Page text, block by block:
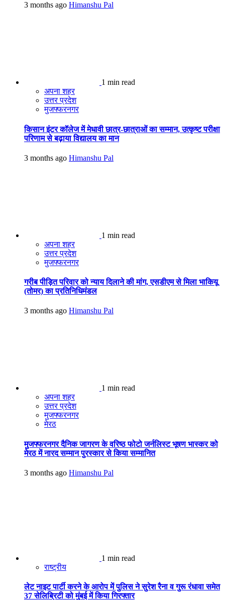
3 months ago Himanshu Pal
1 min read
अपना शहर
उत्तर प्रदेश
मुजफ्फरनगर
किसान इंटर कॉलेज में मेधावी छात्र-छात्राओं का सम्मान, उत्कृष्ट परीक्षा
परिणाम से बढ़ाया विद्यालय का मान
3 months ago Himanshu Pal
1 min read
अपना शहर
उत्तर प्रदेश
मुजफ्फरनगर
गरीब पीड़ित परिवार को न्याय दिलाने की मांग, एसडीएम से मिला भाकियू
(तोमर) का प्रतिनिधिमंडल
3 months ago Himanshu Pal
1 min read
अपना शहर
उत्तर प्रदेश
मुजफ्फरनगर
मेरठ
मुजफ्फरनगर दैनिक जागरण के वरिष्ठ फोटो जर्नलिस्ट भूषण भास्कर को
मेरठ में नारद सम्मान पुरस्कार से किया सम्मानित
3 months ago Himanshu Pal
1 min read
राष्ट्रीय
लेट नाइट पार्टी करने के आरोप में पुलिस ने सुरेश रैना व गुरू रंधावा समेत
37 सेलिब्रिटी को मुंबई में किया गिरफ्तार